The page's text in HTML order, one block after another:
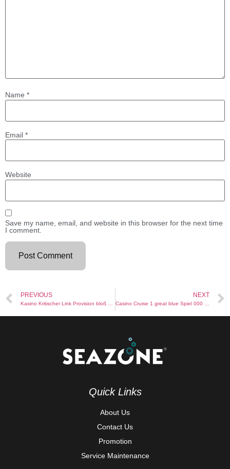
Name *
Email *
Website
Save my name, email, and website in this browser for the next time
I comment.
PREVIOUS
Kasino Kritischer Link Provision bloß Einzahlung besten Angebote & Freispiele
NEXT
Casino Cruise 1 great blue Spiel 000 Prämie, 200 Friespiele
Quick Links
About Us
Contact Us
Promotion
Service Maintenance